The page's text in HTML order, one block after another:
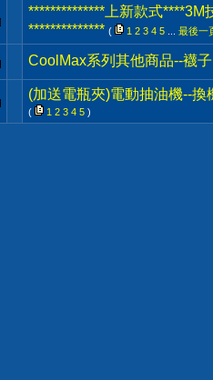
**************上新款式
************** ( 1 2 3 4 5 最後一
CoolMax系列其他商品--襪
(加送電瓶夾)電動抽油機--
( 1 2 3 4 5 )